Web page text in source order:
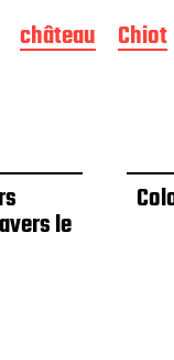
château Chiot
le